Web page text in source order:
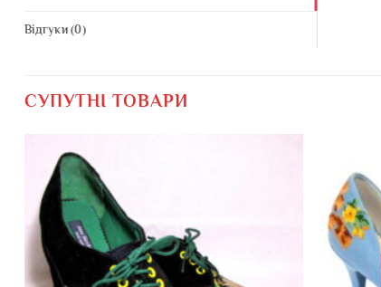
Відгуки (0)
СУПУТНІ ТОВАРИ